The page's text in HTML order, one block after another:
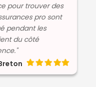
pour trouver des
pro sont
pendant les
du côté